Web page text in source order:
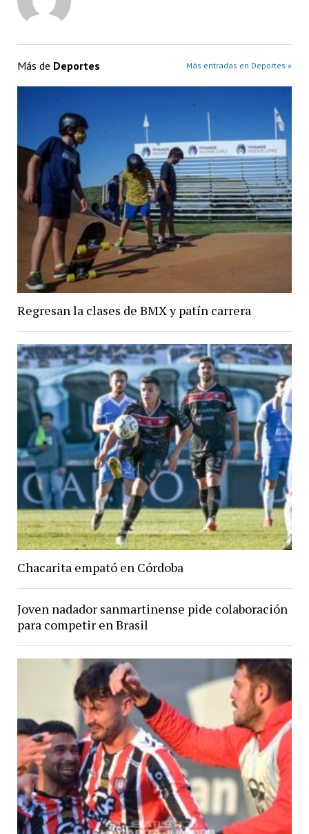
Más de Deportes Más entradas en Deportes »
Regresan la clases de BMX y patín carrera
Chacarita empató en Córdoba
Joven nadador sanmartinense pide colaboración
para competir en Brasil